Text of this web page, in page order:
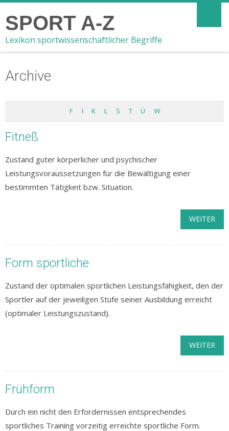
SPORT A-Z
Lexikon sportwissenschaftlicher Begriffe
Archive
F I K L S T Ü W
Fitneß
Zustand guter körperlicher und psychischer
Leistungsvoraussetzungen für die Bewältigung einer
bestimmten Tätigkeit bzw. Situation.
WEITER
Form sportliche
Zustand der optimalen sportlichen Leistungsfähigkeit, den der
Sportler auf der jeweiligen Stufe seiner Ausbildung erreicht
(optimaler Leistungszustand).
WEITER
Frühform
Durch ein nicht den Erfordernissen entsprechendes
sportliches Training vorzeitig erreichte sportliche Form.